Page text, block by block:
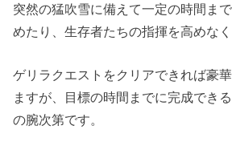
突然の猛吹雪に備えて一定の時間ま
めたり、生存者たちの指揮を高めな
ゲリラクエストをクリアできれば豪
ますが、目標の時間までに完成でき
の腕次第です。